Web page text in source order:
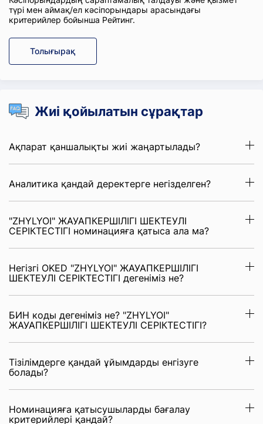
түрі мен аймақ/ел кәсіпорындары арасындағы
критерийлер бойынша Рейтинг.
Толығырақ
Жиі қойылатын сұрақтар
Ақпарат қаншалықты жиі жаңартылады?
Аналитика қандай деректерге негізделген?
"ZHYLYOI" ЖАУАПКЕРШІЛІГІ ШЕКТЕУЛІ
СЕРІКТЕСТІГІ номинацияға қатыса ала ма?
Негізгі OKED "ZHYLYOI" ЖАУАПКЕРШІЛІГІ
ШЕКТЕУЛІ СЕРІКТЕСТІГІ дегеніміз не?
БИН коды дегеніміз не? "ZHYLYOI"
ЖАУАПКЕРШІЛІГІ ШЕКТЕУЛІ СЕРІКТЕСТІГІ?
Тізілімдерге қандай ұйымдарды енгізуге
болады?
Номинацияға қатысушыларды бағалау
критерийлері қандай?